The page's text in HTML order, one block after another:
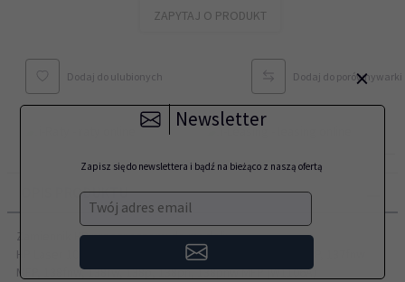
ZAPYTAJ O PRODUKT
Dodaj do ulubionych Dodaj do porównywarki
OPIS PRODUKTU
Zamiennik HP przeznaczony do modeli:
HP Laser 107a, 107r, 107w, 135a MFP, 135r MFP, 135w MFP, 137fnw
MFP, 138fnw, 138fw, 138p, 138pn, 138pnw MFP (W1106A)
×
Newsletter
Zapisz się do newslettera i bądź na bieżąco z naszą ofertą
Twój adres email